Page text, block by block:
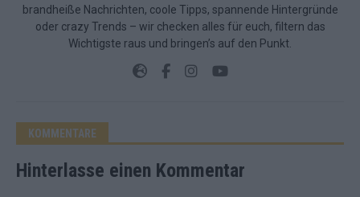
brandheiße Nachrichten, coole Tipps, spannende Hintergründe
oder crazy Trends – wir checken alles für euch, filtern das
Wichtigste raus und bringen’s auf den Punkt.
KOMMENTARE
Hinterlasse einen Kommentar